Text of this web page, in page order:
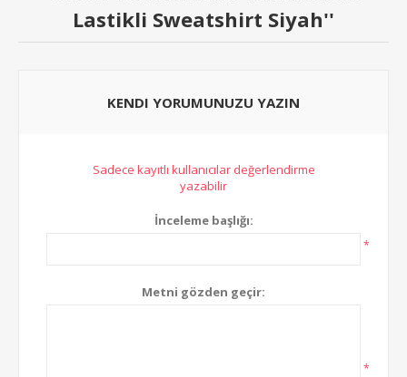
Lastikli Sweatshirt Siyah
KENDI YORUMUNUZU YAZIN
Sadece kayıtlı kullanıcılar değerlendirme
yazabilir
İnceleme başlığı:
*
Metni gözden geçir:
*